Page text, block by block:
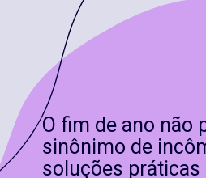
O fim de ano não
sinônimo de
soluções práticas